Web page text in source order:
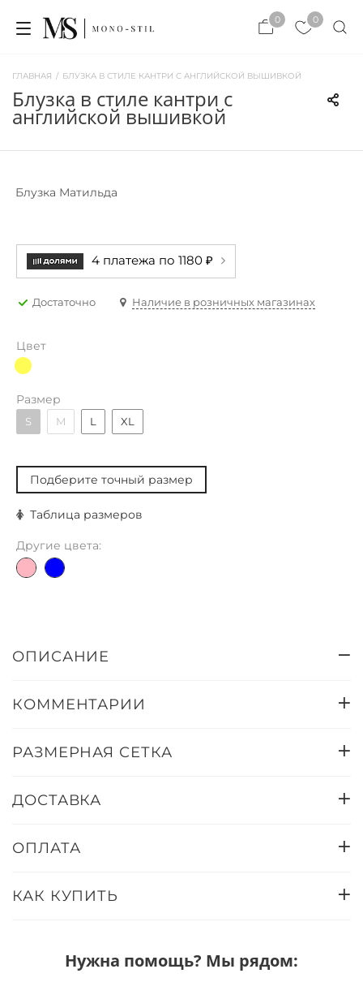
0
0
ЗАКРЫТЬ ×
×
ГЛАВНАЯ / БЛУЗКА В СТИЛЕ КАНТРИ С АНГЛИЙСКОЙ ВЫШИВКОЙ
блузка в стиле кантри с
английской вышивкой
Блузка Матильда
4 платежа по 1180 ₽
Достаточно Наличие в розничных магазинах
Цвет
Размер
S M L XL
Подберите точный размер
Таблица размеров
Другие цвета:
ОПИСАНИЕ
КОММЕНТАРИИ
РАЗМЕРНАЯ СЕТКА
ДОСТАВКА
ОПЛАТА
КАК КУПИТЬ
Нужна помощь? Мы рядом: